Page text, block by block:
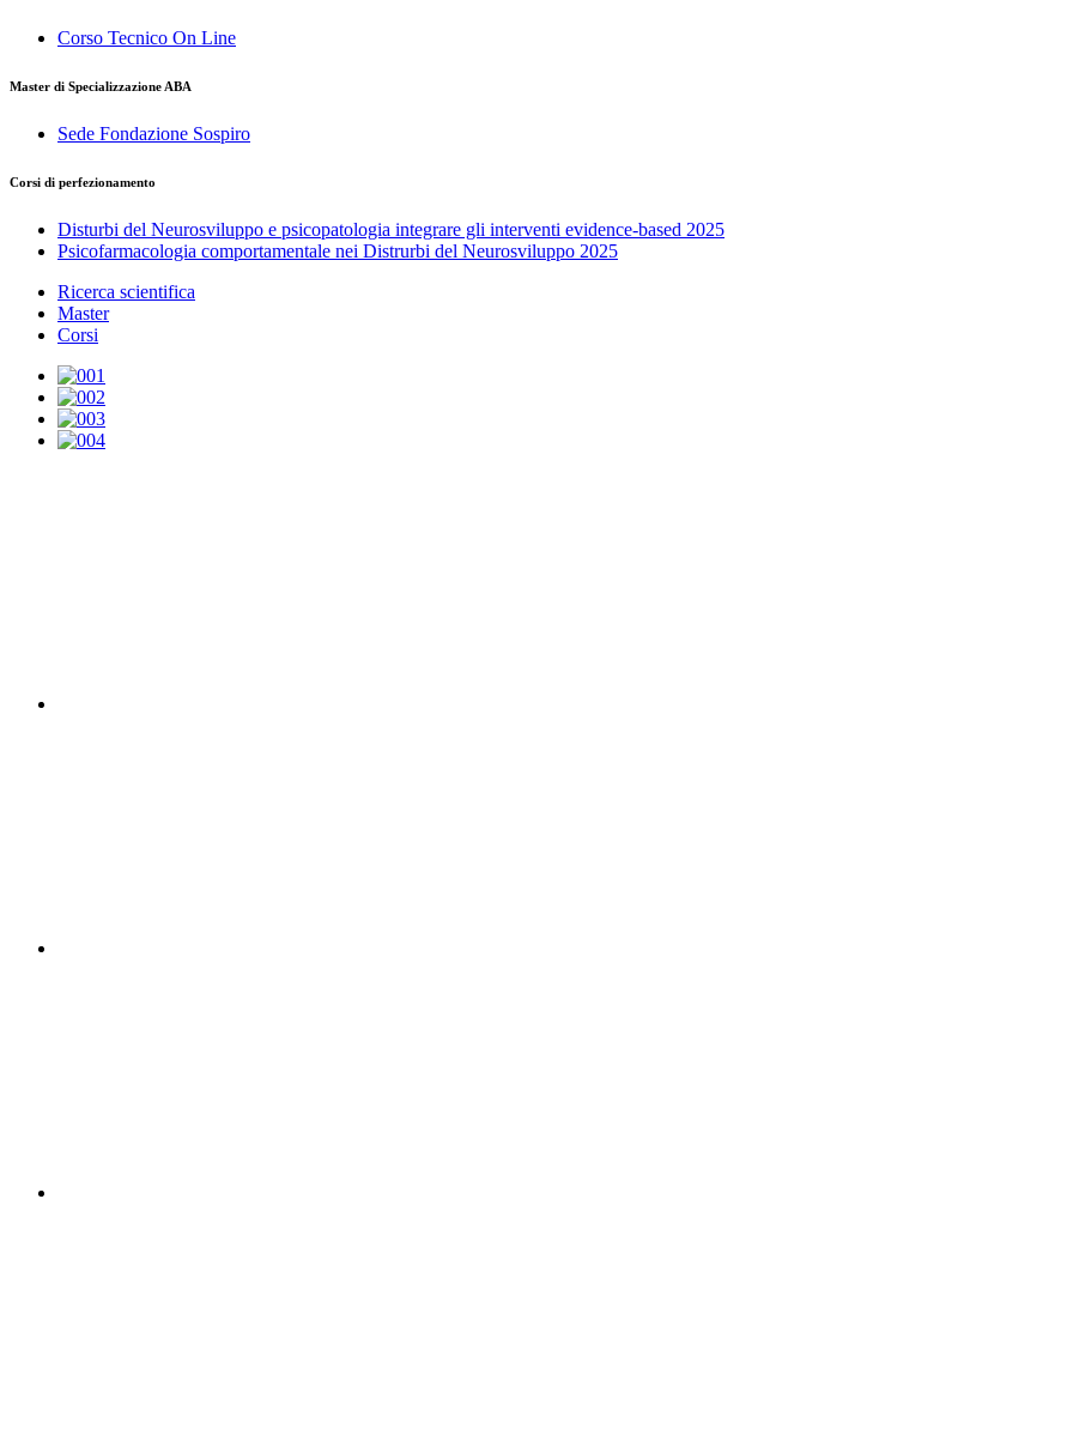
Corso Tecnico On Line
Master di Specializzazione ABA
Sede Fondazione Sospiro
Corsi di perfezionamento
Disturbi del Neurosviluppo e psicopatologia integrare gli interventi evidence-based 2025
Psicofarmacologia comportamentale nei Distrurbi del Neurosviluppo 2025
Ricerca scientifica
Master
Corsi